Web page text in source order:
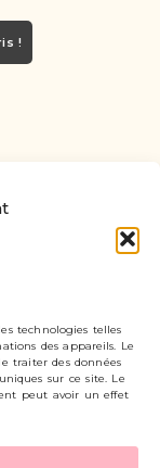
technologies telles
des appareils. Le
traiter des données
sur ce site. Le
peut avoir un effet
!